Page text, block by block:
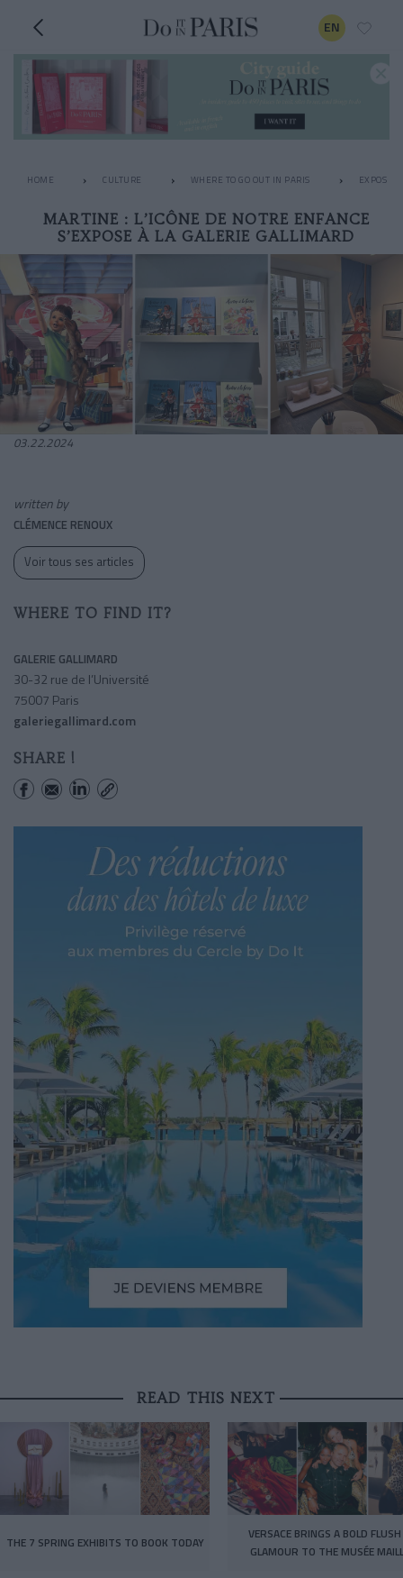
EN
HOME CULTURE WHERE TO GO OUT IN PARIS EXPOS
MARTINE : L’ICÔNE DE NOTRE ENFANCE
S’EXPOSE À LA GALERIE GALLIMARD
03.22.2024
written by
CLÉMENCE RENOUX
Voir tous ses articles
WHERE TO FIND IT?
GALERIE GALLIMARD
30-32 rue de l’Université
75007 Paris
galeriegallimard.com
SHARE !
READ THIS NEXT
THE 7 SPRING EXHIBITS TO BOOK TODAY
VERSACE BRINGS A BOLD
GLAMOUR TO THE MUSÉE